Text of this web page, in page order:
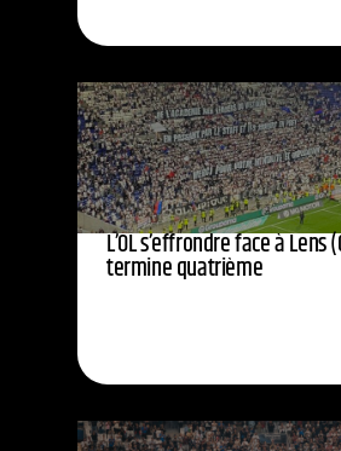
L’OL s’effrondre face à Lens
termine quatrième